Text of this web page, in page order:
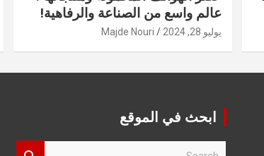
عالم واسع من الصناعة والرفاهية!
يوليو 28, 2024 Majde Nouri
ابحث في الموقع